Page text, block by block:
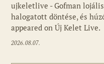
Fotó: ujkelet.live
ujkeletlive - Gofman
halogatott döntése, és
appeared on Új Kelet Live.
2026.08.07.